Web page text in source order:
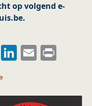
op volgend e-
X LinkedIn
Email